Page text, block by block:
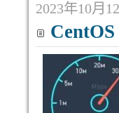
2023年10月